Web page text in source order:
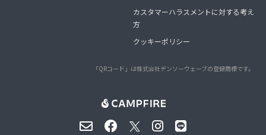
カスタマーハラスメントに対する考え
方
クッキーポリシー
「QRコード」は株式会社デンソーウェーブの登録商標です。